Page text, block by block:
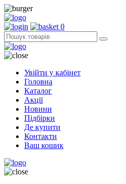
0
Увійти у кабінет
Головна
Каталог
Акції
Новини
Підбірки
Де купити
Контакти
Ваш кошик